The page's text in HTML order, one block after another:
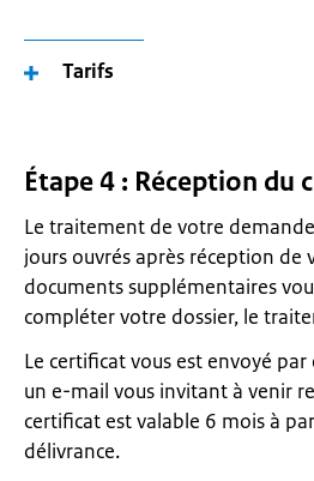
Tarifs
Étape 4 : Réception du
Le traitement de votre
jours ouvrés après réception de
documents supplémentaires
compléter votre dossier, le
Le certificat vous est envoyé
un e-mail vous invitant à venir
certificat est valable 6 mois à
délivrance.